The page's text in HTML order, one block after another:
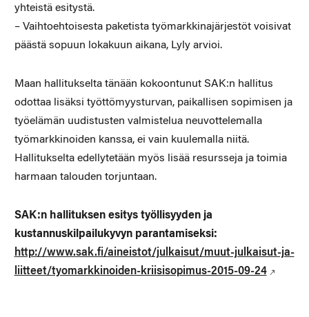
yhteistä esitystä.
– Vaihtoehtoisesta paketista työmarkkinajärjestöt voisivat
päästä sopuun lokakuun aikana, Lyly arvioi.
Maan hallitukselta tänään kokoontunut SAK:n hallitus
odottaa lisäksi työttömyysturvan, paikallisen sopimisen ja
työelämän uudistusten valmistelua neuvottelemalla
työmarkkinoiden kanssa, ei vain kuulemalla niitä.
Hallitukselta edellytetään myös lisää resursseja ja toimia
harmaan talouden torjuntaan.
SAK:n hallituksen esitys työllisyyden ja
kustannuskilpailukyvyn parantamiseksi:
http://www.sak.fi/aineistot/julkaisut/muut-julkaisut-ja-
liitteet/tyomarkkinoiden-kriisisopimus-2015-09-24